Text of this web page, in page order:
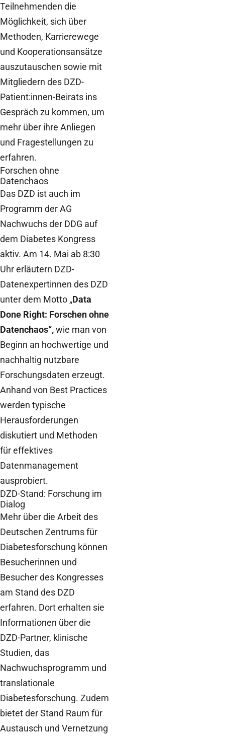
Teilnehmenden die
Möglichkeit, sich über
Methoden, Karrierewege
und Kooperationsansätze
auszutauschen sowie mit
Mitgliedern des DZD-
Patient:innen-Beirats ins
Gespräch zu kommen, um
mehr über ihre Anliegen
und Fragestellungen zu
erfahren.
Forschen ohne
Datenchaos
Das DZD ist auch im
Programm der AG
Nachwuchs der DDG auf
dem Diabetes Kongress
aktiv. Am 14. Mai ab 8:30
Uhr erläutern DZD-
Datenexpertinnen des DZD
unter dem Motto „Data
Done Right: Forschen ohne
Datenchaos“,wie man von
Beginn an hochwertige und
nachhaltig nutzbare
Forschungsdaten erzeugt.
Anhand von Best Practices
werden typische
Herausforderungen
diskutiert und Methoden
für effektives
Datenmanagement
ausprobiert.
DZD-Stand: Forschung im
Dialog
Mehr über die Arbeit des
Deutschen Zentrums für
Diabetesforschung können
Besucherinnen und
Besucher des Kongresses
am Stand des DZD
erfahren. Dort erhalten sie
Informationen über die
DZD-Partner, klinische
Studien, das
Nachwuchsprogramm und
translationale
Diabetesforschung. Zudem
bietet der Stand Raum für
Austausch und Vernetzung